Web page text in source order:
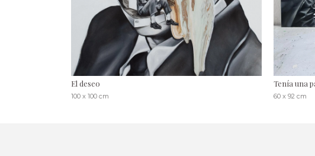
El deseo
100 x 100 cm
Tenía una
60 x 92 cm